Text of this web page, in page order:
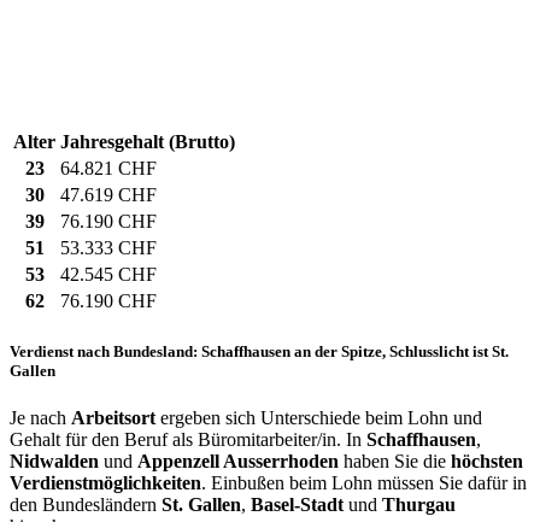
Alter Jahresgehalt (Brutto)
23
64.821 CHF
30
47.619 CHF
39
76.190 CHF
51
53.333 CHF
53
42.545 CHF
62
76.190 CHF
Verdienst nach Bundesland: Schaffhausen an der Spitze, Schlusslicht ist St.
Gallen
Je nach Arbeitsort ergeben sich Unterschiede beim Lohn und
Gehalt für den Beruf als Büromitarbeiter/in. In Schaffhausen,
Nidwalden und Appenzell Ausserrhoden haben Sie die höchsten
Verdienstmöglichkeiten. Einbußen beim Lohn müssen Sie dafür in
den Bundesländern St. Gallen, Basel-Stadt und Thurgau